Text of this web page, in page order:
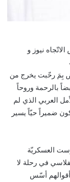
نيوز و
بِمَ رحّبت يخرج من
بالرحمة وروحاً
العربي الذي لم
ضميراً حيّاً يسير
العسكريّة
في رحلة لا
بأقوالهم أسّس